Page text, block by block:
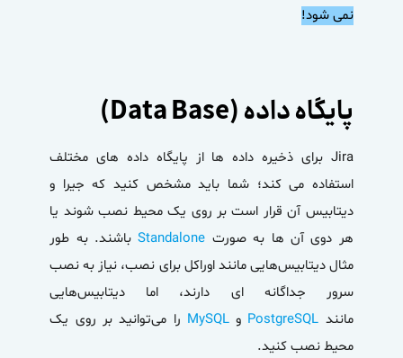
نمی شود!
پایگاه داده (Data Base)
Jira برای ذخیره داده ها از پایگاه داده های مختلف
استفاده می کند؛ شما باید مشخص کنید که جیرا و
دیتابیس آن قرار است بر روی یک محیط نصب شوند یا
هر دوی آن ها به صورت Standaloneباشند. به طور
مثال دیتابیس‌هایی مانند اوراکل برای نصب، نیاز به نصب
سرور جداگانه ای دارند، اما دیتابیس‌هایی
مانند PostgreSQL و MySQL را می‌توانید بر روی یک
محیط نصب کنید.